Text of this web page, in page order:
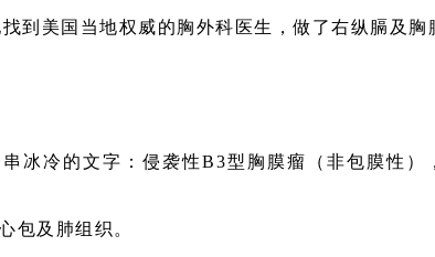
到美国当地权威的胸外科医生，做了右纵膈及胸
冰冷的文字：侵袭性B3型胸膜瘤（非包膜性）
包及肺组织。